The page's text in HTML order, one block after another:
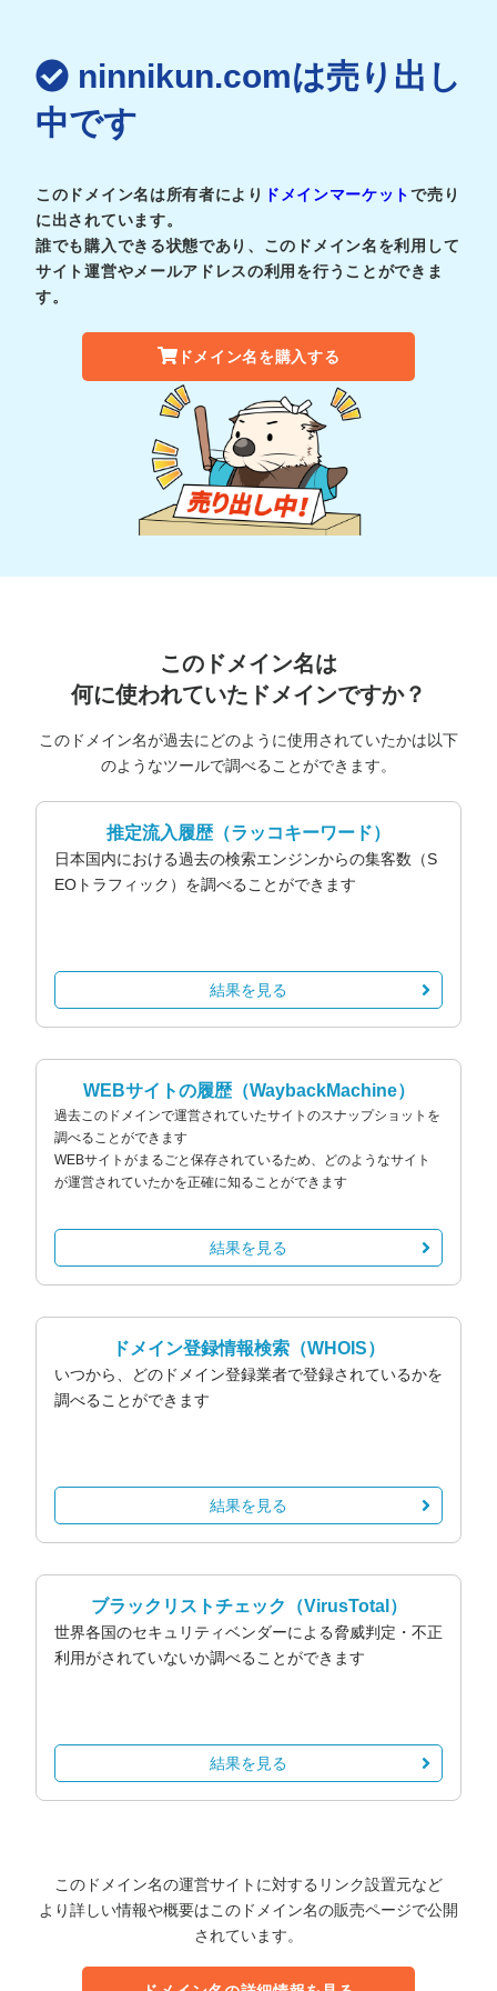
ninnikun.comは売り出し
中です
このドメイン名は所有者により ドメインマーケットで売り
に出されています。
誰でも購入できる状態であり、このドメイン名を利用して
サイト運営やメールアドレスの利用を行うことができま
す。
ドメイン名を購入する
このドメイン名は
何に使われていたドメインですか？
このドメイン名が過去にどのように使用されていたかは以下
のようなツールで調べることができます。
推定流入履歴（ラッコキーワード）
日本国内における過去の検索エンジンからの集客数（S
EOトラフィック）を調べることができます
結果を見る
WEBサイトの履歴（WaybackMachine）
過去このドメインで運営されていたサイトのスナップショットを
調べることができます
WEBサイトがまるごと保存されているため、どのようなサイト
が運営されていたかを正確に知ることができます
結果を見る
ドメイン登録情報検索 （WHOIS）
いつから、どのドメイン登録業者で登録されているかを
調べることができます
結果を見る
ブラックリストチェック （VirusTotal）
世界各国のセキュリティベンダーによる脅威判定・不正
利用がされていないか調べることができます
結果を見る
このドメイン名の運営サイトに対するリンク設置元など
より詳しい情報や概要はこのドメイン名の販売ページで公開
されています。